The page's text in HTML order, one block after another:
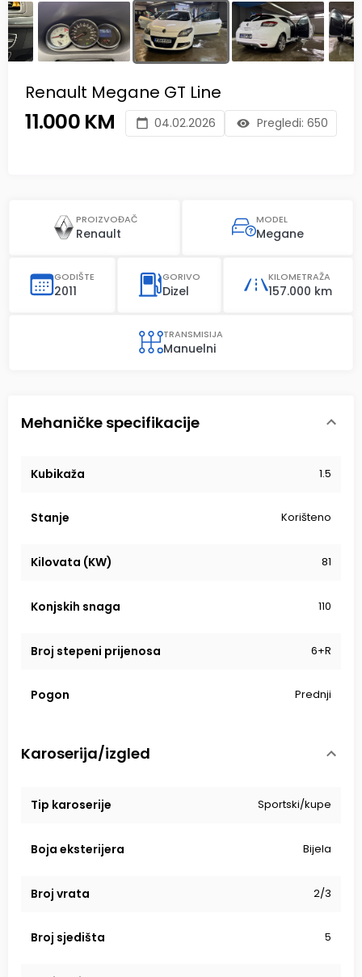
Renault Megane GT Line
11.000 KM 04.02.2026 Pregledi: 650
PROIZVOĐAČ
Renault
MODEL
Megane
GODIŠTE
2011
GORIVO
Dizel
KILOMETRAŽA
157.000 km
TRANSMISIJA
Manuelni
Mehaničke specifikacije
Kubikaža 1.5
Stanje Korišteno
Kilovata (KW) 81
Konjskih snaga 110
Broj stepeni prijenosa 6+R
Pogon Prednji
Karoserija/izgled
Tip karoserije Sportski/kupe
Boja eksterijera Bijela
Broj vrata 2/3
Broj sjedišta 5